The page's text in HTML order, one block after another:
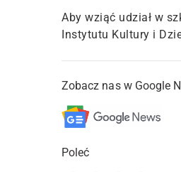
Aby wziąć udział w
Instytutu Kultury i
Zobacz nas w Google
Poleć